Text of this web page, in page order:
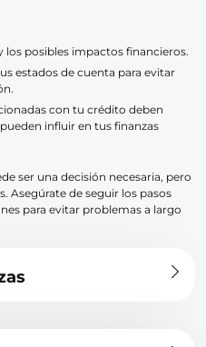
los posibles impactos financieros.
estados de cuenta para evitar
con tu crédito deben
influir en tus finanzas
ser una decisión necesaria, pero
Asegúrate de seguir los pasos
para evitar problemas a largo